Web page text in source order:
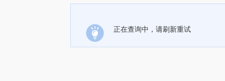
正在查询中，请刷新重试